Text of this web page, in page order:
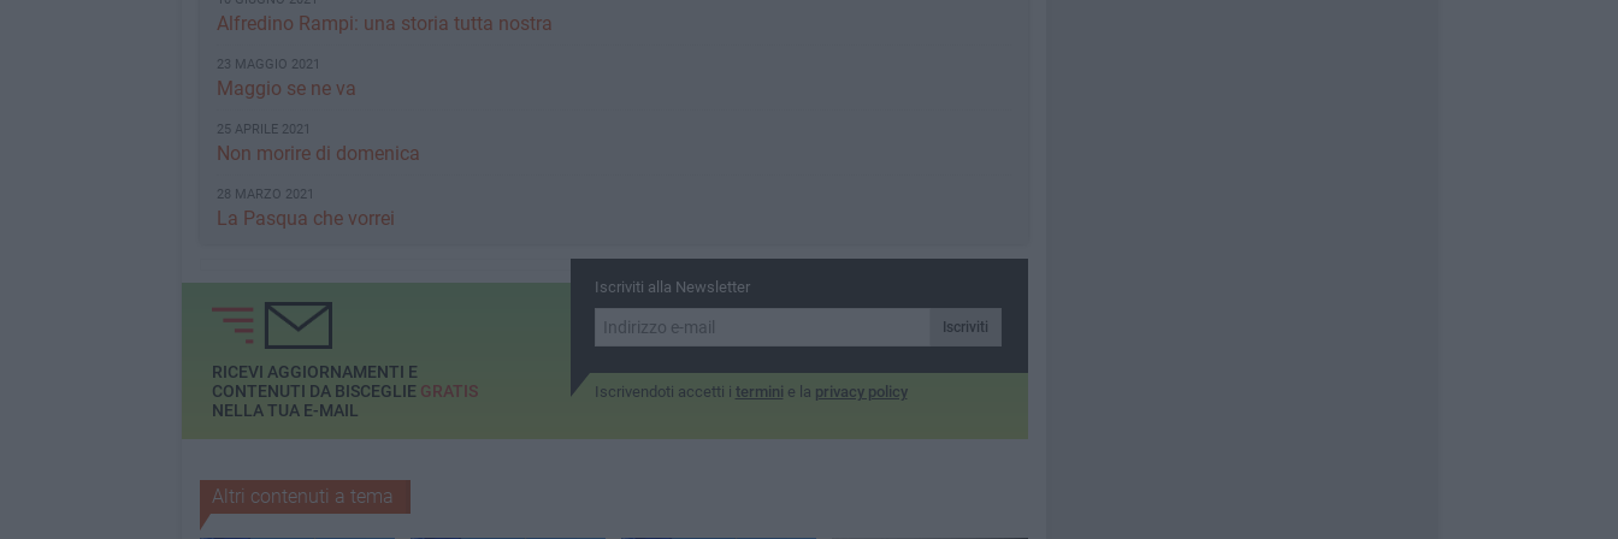
Alfredino Rampi: una storia tutta nostra
23 MAGGIO 2021
Maggio se ne va
25 APRILE 2021
Non morire di domenica
28 MARZO 2021
La Pasqua che vorrei
Iscriviti alla Newsletter
Iscriviti
Iscrivendoti accetti i termini e la privacy policy
RICEVI AGGIORNAMENTI E
CONTENUTI DA BISCEGLIE GRATIS
NELLA TUA E-MAIL
Altri contenuti a tema